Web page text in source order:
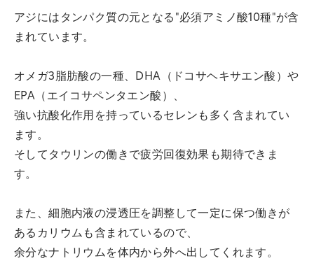
アジにはタンパク質の元となる"必須アミノ酸10種"が含
まれています。
オメガ3脂肪酸の一種、DHA（ドコサヘキサエン酸）や
EPA（エイコサペンタエン酸）、
強い抗酸化作用を持っているセレンも多く含まれてい
ます。
そしてタウリンの働きで疲労回復効果も期待できま
す。
また、細胞内液の浸透圧を調整して一定に保つ働きが
あるカリウムも含まれているので、
余分なナトリウムを体内から外へ出してくれます。